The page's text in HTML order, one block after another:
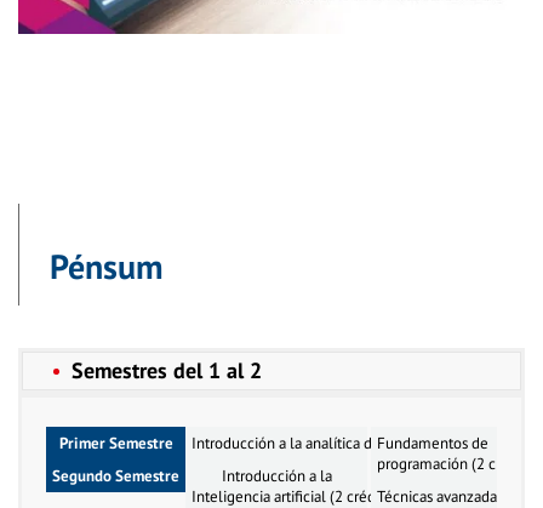
Pénsum
Semestres del 1 al 2
Primer Semestre
Segundo Semestre
Introducción a la analítica de datos (2 créditos)
Introducción a la
Inteligencia artificial (2 créditos)
Fundamentos de
programación (2
Técnicas avanzadas de